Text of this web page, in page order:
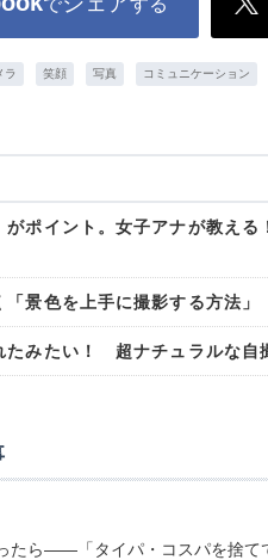
で する
ラ 笑顔 写真 コミュニケーション
がポイント。女子アナが教え
景色を上手に撮影する方法」
たみたい！ 超ナチュラルな自
たら――「タイパ・コスパを捨て